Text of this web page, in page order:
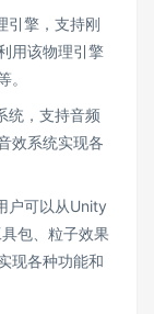
引擎，支持刚
用该物理引擎
。
统，支持音频
效系统实现各
户可以从Unity
包、粒子效果
现各种功能和